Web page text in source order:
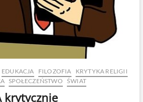
EDUKACJA FILOZOFIA
KRYTYKA RELIGII
SPOŁECZEŃSTWO ŚWIAT
krytycznie